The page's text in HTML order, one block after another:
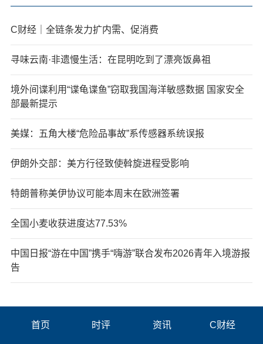
C财经｜全链条发力扩内需、促消费
寻味云南·非遗慢生活：在昆明吃到了漂亮饭鼻祖
境外间谍利用“谍龟谍鱼”窃取我国海洋敏感数据 国家安全
部最新提示
美媒：五角大楼“危险品事故”系传感器系统误报
伊朗外交部：美方行径致使斡旋进程受影响
特朗普称美伊协议可能本周末在欧洲签署
全国小麦收获进度达77.53%
中国日报“游在中国”携手“嗨游”联合发布2026青年入境游报
告
首页 时评 资讯 C财经